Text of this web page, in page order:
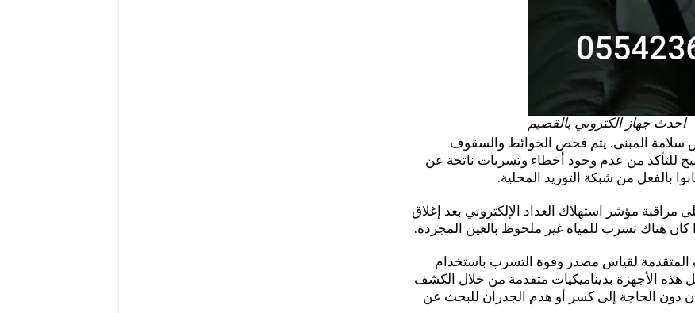
احدث جهاز الكتروني بالقصيم
المبنى. يتم فحص الحوائط والسقوف
للتأكد من عدم وجود أخطاء وتسربات ناتجة عن
بالفعل من شبكة التوريد المحلية.
مراقبة مؤشر استهلاك العداد الإلكتروني بعد إغلاق
كان هناك تسرب للمياه غير ملحوظ بالعين المجردة.
لقياس مصدر وقوة التسرب باستخدام
هذه الأجهزة بديناميكيات متقدمة من خلال الكشف
الحاجة إلى كسر أو هدم الجدران للبحث عن